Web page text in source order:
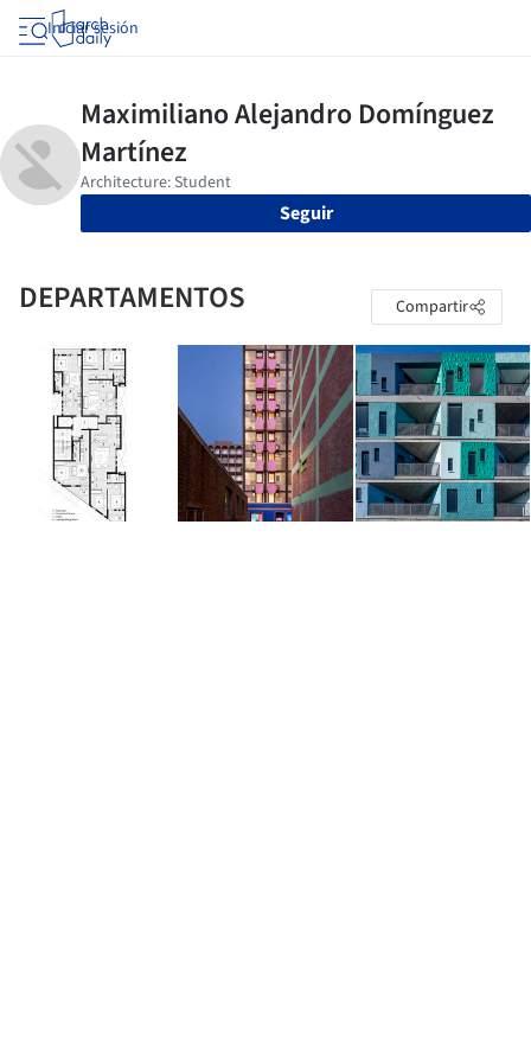
Iniciar sesión
Seguir
DEPARTAMENTOS Compartir